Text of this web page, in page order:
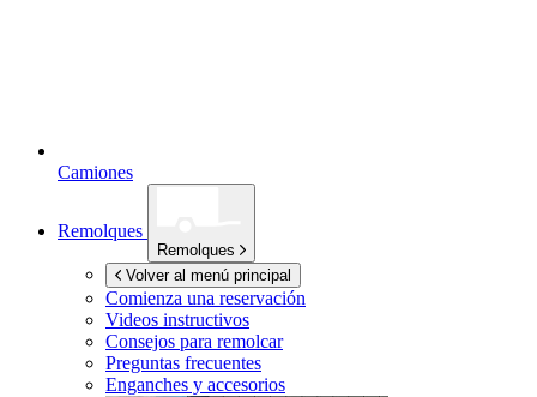
Camiones
Remolques
Remolques
Volver al menú principal
Comienza una reservación
Videos instructivos
Consejos para remolcar
Preguntas frecuentes
Enganches y accesorios